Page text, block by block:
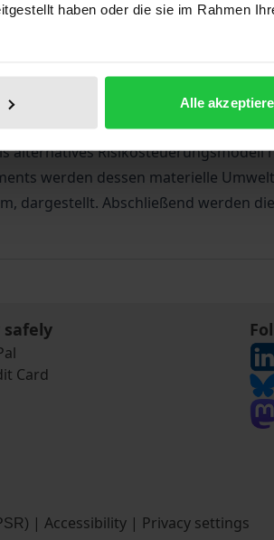
haben oder die sie im Rahmen
Alle
und
Vorschriften wird
Risikosteuerungsmodell
werden dessen materielle
dargestellt. Abschließend werden
safely
Card
| Accessibility | Privacy settings